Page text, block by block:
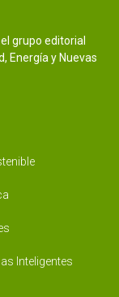
el grupo editorial
Energía y Nuevas
Inteligentes